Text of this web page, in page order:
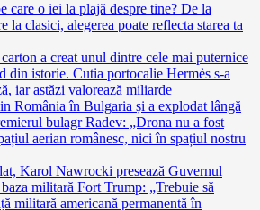
care o iei la plajă despre tine? De la
la clasici, alegerea poate reflecta starea ta
a creat unul dintre cele mai puternice
din istorie. Cutia portocalie Hermès s-a
iar astăzi valorează miliarde
România în Bulgaria și a explodat lângă
bulagr Radev: „Drona nu a fost
aerian românesc, nici în spațiul nostru
Karol Nawrocki presează Guvernul
militară Fort Trump: „Trebuie să
militară americană permanentă în